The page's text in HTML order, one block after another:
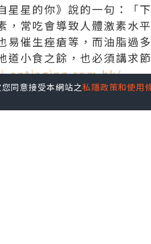
星星的你》說的一句：「
，常吃會導致人體激素水
易催生痤瘡等，而油脂過
道小食之餘，也必須講求節
antiaging.com.hk/
同意接受本網站之私隱政策和使用